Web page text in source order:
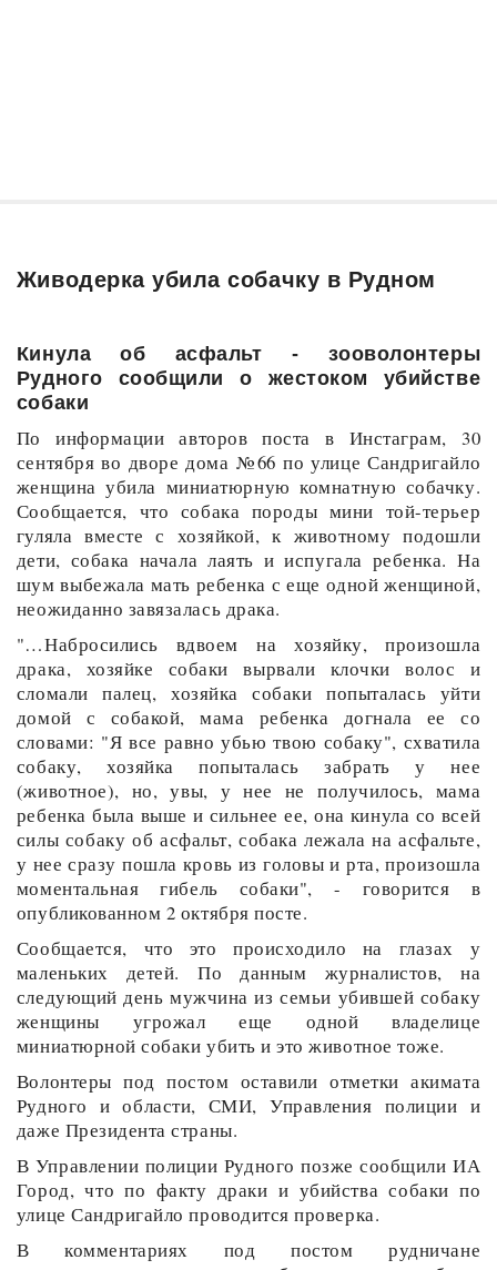
Живодерка убила собачку в Рудном
Кинула об асфальт - зооволонтеры
Рудного сообщили о жестоком убийстве
собаки
По информации авторов поста в Инстаграм, 30
сентября во дворе дома №66 по улице Сандригайло
женщина убила миниатюрную комнатную собачку.
Сообщается, что собака породы мини той-терьер
гуляла вместе с хозяйкой, к животному подошли
дети, собака начала лаять и испугала ребенка. На
шум выбежала мать ребенка с еще одной женщиной,
неожиданно завязалась драка.
"…Набросились вдвоем на хозяйку, произошла
драка, хозяйке собаки вырвали клочки волос и
сломали палец, хозяйка собаки попыталась уйти
домой с собакой, мама ребенка догнала ее со
словами: "Я все равно убью твою собаку", схватила
собаку, хозяйка попыталась забрать у нее
(животное), но, увы, у нее не получилось, мама
ребенка была выше и сильнее ее, она кинула со всей
силы собаку об асфальт, собака лежала на асфальте,
у нее сразу пошла кровь из головы и рта, произошла
моментальная гибель собаки", - говорится в
опубликованном 2 октября посте.
Сообщается, что это происходило на глазах у
маленьких детей. По данным журналистов, на
следующий день мужчина из семьи убившей собаку
женщины угрожал еще одной владелице
миниатюрной собаки убить и это животное тоже.
Волонтеры под постом оставили отметки акимата
Рудного и области, СМИ, Управления полиции и
даже Президента страны.
В Управлении полиции Рудного позже сообщили ИА
Город, что по факту драки и убийства собаки по
улице Сандригайло проводится проверка.
В комментариях под постом рудничане